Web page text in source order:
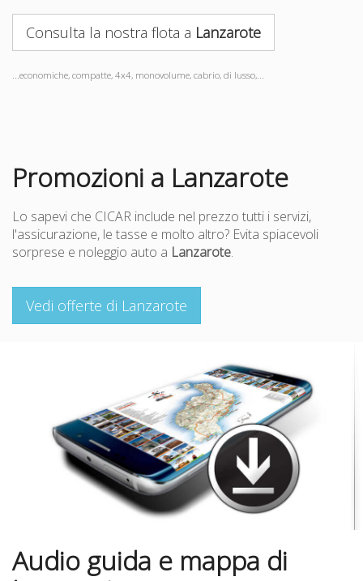
Consulta la nostra flota a Lanzarote
...economiche, compatte, 4x4, monovolume, cabrio, di lusso,...
Promozioni a Lanzarote
Lo sapevi che CICAR include nel prezzo tutti i servizi,
l'assicurazione, le tasse e molto altro? Evita spiacevoli
sorprese e noleggio auto a Lanzarote.
Vedi offerte di Lanzarote
Audio guida e mappa di